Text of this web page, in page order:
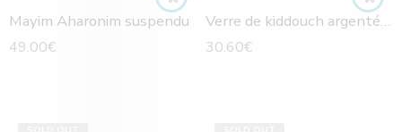
Mayim Aharonim suspendu
49.00€
Verre de kiddouch argenté avec grappe raisin et bénédiction
30.60€